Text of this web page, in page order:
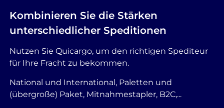
Kombinieren Sie die Stärken
unterschiedlicher Speditionen
Nutzen Sie Quicargo, um den richtigen Spediteur
für Ihre Fracht zu bekommen.
National und International, Paletten und
(übergroße) Paket, Mitnahmestapler, B2C,...